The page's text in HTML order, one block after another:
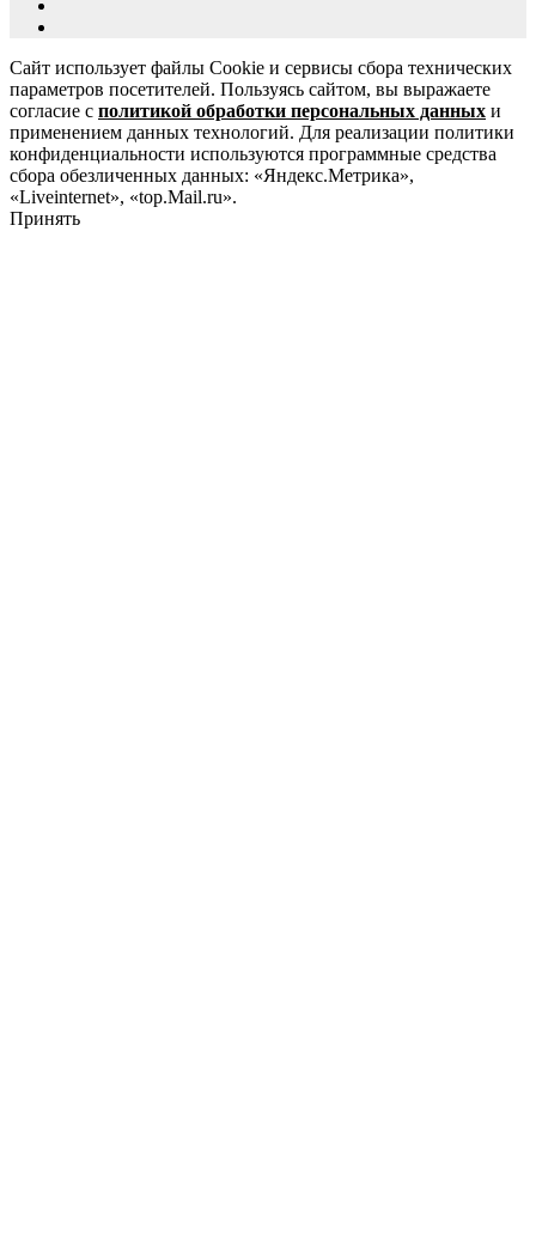
Сайт использует файлы Cookie и сервисы сбора технических
параметров посетителей. Пользуясь сайтом, вы выражаете
согласие с политикой обработки персональных данных и
применением данных технологий. Для реализации политики
конфиденциальности используются программные средства
сбора обезличенных данных: «Яндекс.Метрика»,
«Liveinternet», «top.Mail.ru».
Принять